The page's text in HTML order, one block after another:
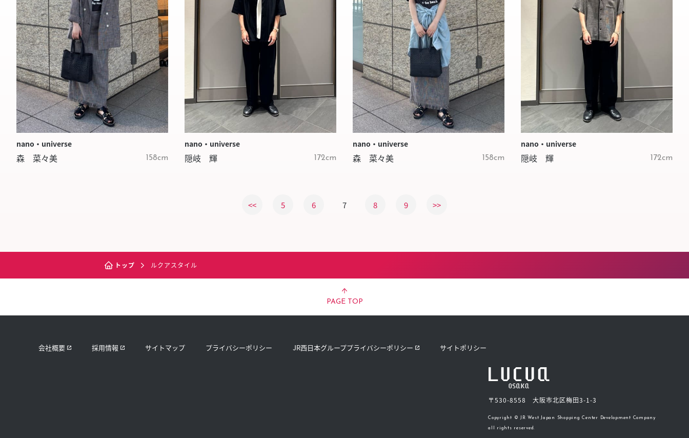
nano・universe
森 菜々美 158cm
nano・universe
隠岐 輝 172cm
nano・universe
森 菜々美 158cm
nano・universe
隠岐 輝 172cm
<< 5 6 7 8 9 >>
トップ ルクアスタイル
PAGE TOP
会社概要 採用情報 サイトマップ プライバシーポリシー JR西日本グループプライバシーポリシー サイトポリシー
〒530-8558 大阪市北区梅田3-1-3
Copyright © JR West Japan Shopping Center Development Company
all rights reserved.